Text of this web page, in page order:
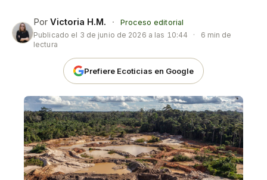
Por Victoria H.M. ·
Proceso editorial
Publicado el 3 de junio de 2026 a las 10:44 ·
6 min de
lectura
Prefiere Ecoticias en Google